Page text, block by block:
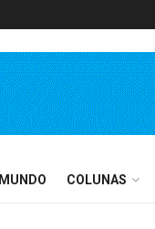
MUNDO COLUNAS